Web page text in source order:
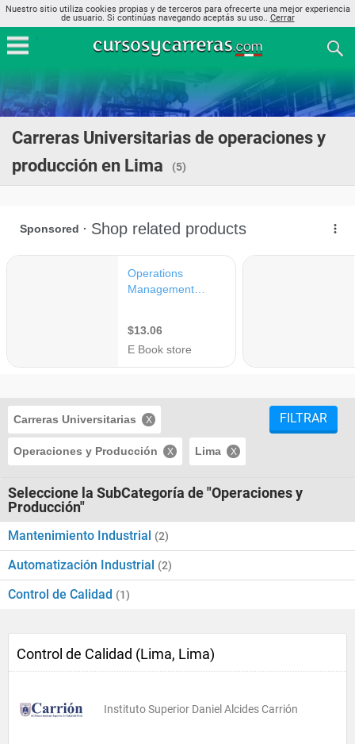
Nuestro sitio utiliza cookies propias y de terceros para ofrecerte una mejor experiencia
de usuario. Si continúas navegando aceptás su uso.. Cerrar
Carreras Universitarias de operaciones y
producción en Lima
(5)
Carreras Universitarias
Operaciones y Producción Lima
FILTRAR
Seleccione la SubCategoría de "Operaciones y
Producción"
Mantenimiento Industrial (2)
Automatización Industrial (2)
Control de Calidad (1)
Control de Calidad (Lima, Lima)
Instituto Superior Daniel Alcides Carrión